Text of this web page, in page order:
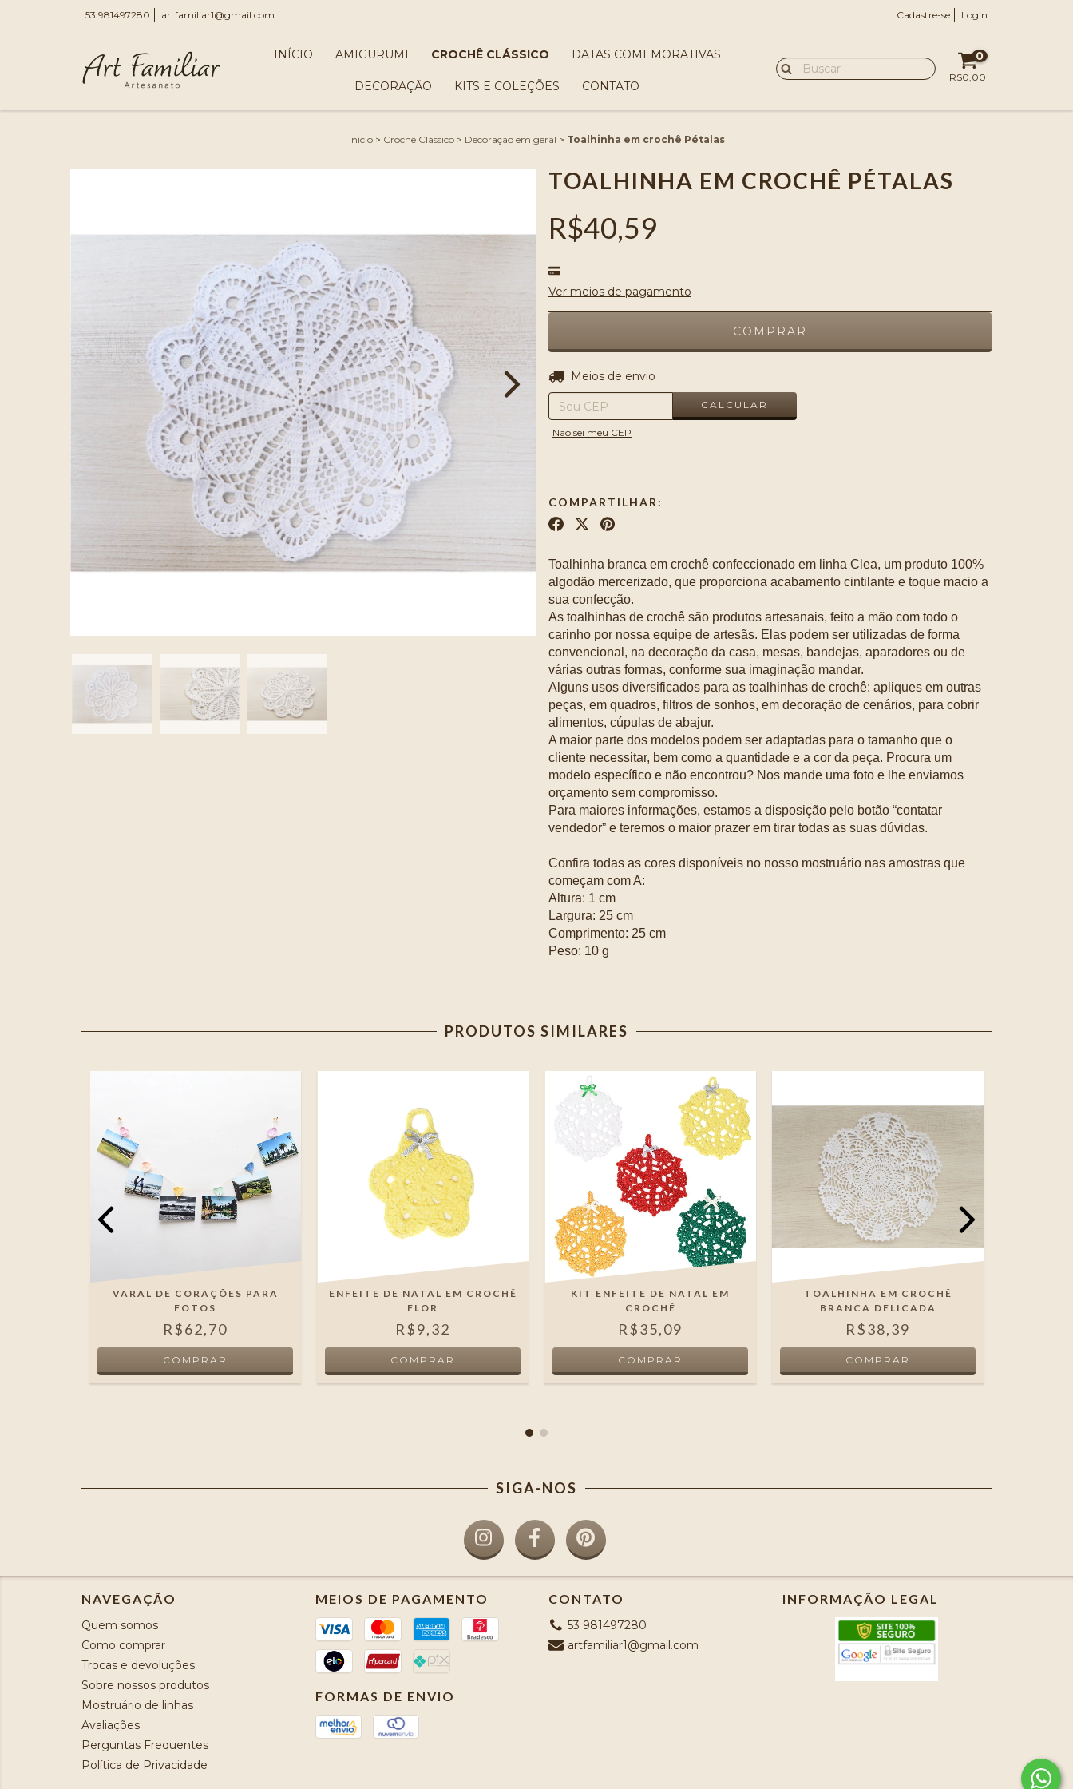
53 981497280 artfamiliar1@gmail.com Cadastre-se Login
INÍCIO AMIGURUMI CROCHÊ CLÁSSICO DATAS COMEMORATIVAS
DECORAÇÃO KITS E COLEÇÕES CONTATO
0
R$0,00
Início > Crochê Clássico > Decoração em geral > Toalhinha em crochê Pétalas
TOALHINHA EM CROCHÊ PÉTALAS
R$40,59
Ver meios de pagamento
Entregas para o CEP:
Meios de envio
CALCULAR
Não sei meu CEP
COMPARTILHAR:
Toalhinha branca em crochê confeccionado em linha Clea, um produto 100%
algodão mercerizado, que proporciona acabamento cintilante e toque macio a
sua confecção.
As toalhinhas de crochê são produtos artesanais, feito a mão com todo o
carinho por nossa equipe de artesãs. Elas podem ser utilizadas de forma
convencional, na decoração da casa, mesas, bandejas, aparadores ou de
várias outras formas, conforme sua imaginação mandar.
Alguns usos diversificados para as toalhinhas de crochê: apliques em outras
peças, em quadros, filtros de sonhos, em decoração de cenários, para cobrir
alimentos, cúpulas de abajur.
A maior parte dos modelos podem ser adaptadas para o tamanho que o
cliente necessitar, bem como a quantidade e a cor da peça. Procura um
modelo específico e não encontrou? Nos mande uma foto e lhe enviamos
orçamento sem compromisso.
Para maiores informações, estamos a disposição pelo botão “contatar
vendedor” e teremos o maior prazer em tirar todas as suas dúvidas.
Confira todas as cores disponíveis no nosso mostruário nas amostras que
começam com A:
Altura: 1 cm
Largura: 25 cm
Comprimento: 25 cm
Peso: 10 g
PRODUTOS SIMILARES
VARAL DE CORAÇÕES PARA
FOTOS
R$62,70
ENFEITE DE NATAL EM CROCHÊ
FLOR
R$9,32
KIT ENFEITE DE NATAL EM
CROCHÊ
R$35,09
TOALHINHA EM CROCHÊ
BRANCA DELICADA
R$38,39
SIGA-NOS
NAVEGAÇÃO
Quem somos
Como comprar
Trocas e devoluções
Sobre nossos produtos
Mostruário de linhas
Avaliações
Perguntas Frequentes
Política de Privacidade
MEIOS DE PAGAMENTO
FORMAS DE ENVIO
CONTATO
53 981497280
artfamiliar1@gmail.com
INFORMAÇÃO LEGAL